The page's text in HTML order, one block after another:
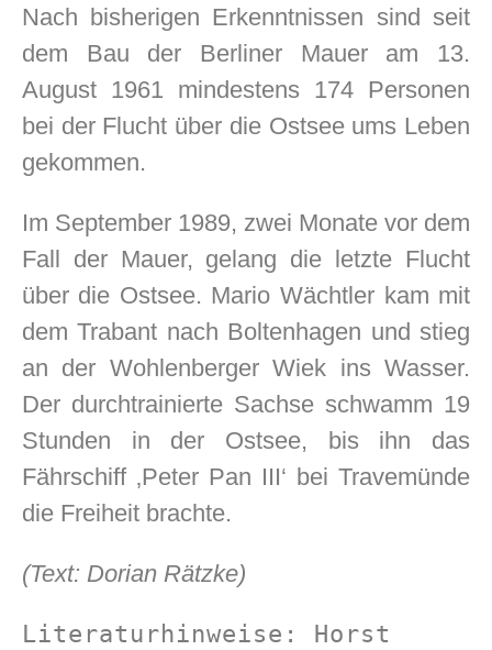
Nach bisherigen Erkenntnissen sind seit
dem Bau der Berliner Mauer am 13.
August 1961 mindestens 174 Personen
bei der Flucht über die Ostsee ums Leben
gekommen.
Im September 1989, zwei Monate vor dem
Fall der Mauer, gelang die letzte Flucht
über die Ostsee. Mario Wächtler kam mit
dem Trabant nach Boltenhagen und stieg
an der Wohlenberger Wiek ins Wasser.
Der durchtrainierte Sachse schwamm 19
Stunden in der Ostsee, bis ihn das
Fährschiff ‚Peter Pan III‘ bei Travemünde
die Freiheit brachte.
(Text: Dorian Rätzke)
Literaturhinweise: Horst